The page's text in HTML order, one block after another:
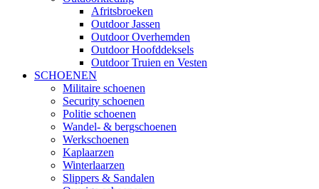
Afritsbroeken
Outdoor Jassen
Outdoor Overhemden
Outdoor Hoofddeksels
Outdoor Truien en Vesten
SCHOENEN
Militaire schoenen
Security schoenen
Politie schoenen
Wandel- & bergschoenen
Werkschoenen
Kaplaarzen
Winterlaarzen
Slippers & Sandalen